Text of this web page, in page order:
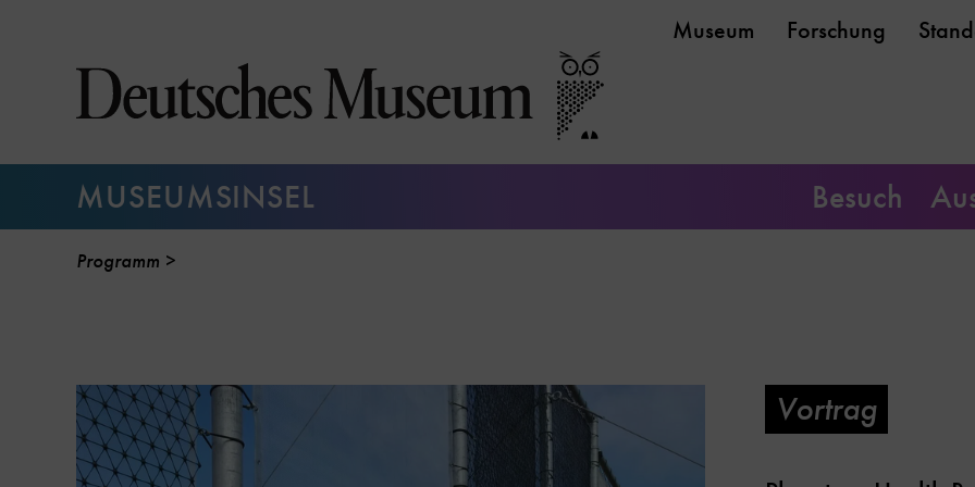
Seiteninhalt
Museum Forschung
MUSEUMSINSEL Besuch
Programm
Vortrag